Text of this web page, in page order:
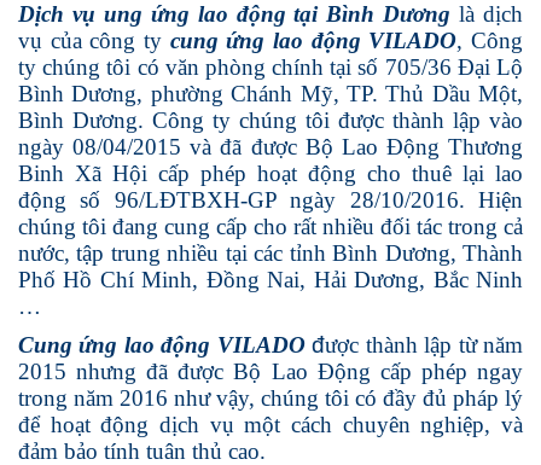
Dịch vụ ung ứng lao động tại Bình Dương là dịch
vụ của công ty cung ứng lao động VILADO, Công
ty chúng tôi có văn phòng chính tại số 705/36 Đại Lộ
Bình Dương, phường Chánh Mỹ, TP. Thủ Dầu Một,
Bình Dương. Công ty chúng tôi được thành lập vào
ngày 08/04/2015 và đã được Bộ Lao Động Thương
Binh Xã Hội cấp phép hoạt động cho thuê lại lao
động số 96/LĐTBXH-GP ngày 28/10/2016. Hiện
chúng tôi đang cung cấp cho rất nhiều đối tác trong cả
nước, tập trung nhiều tại các tỉnh Bình Dương, Thành
Phố Hồ Chí Minh, Đồng Nai, Hải Dương, Bắc Ninh
…
Cung ứng lao động VILADOđược thành lập từ năm
2015 nhưng đã được Bộ Lao Động cấp phép ngay
trong năm 2016 như vậy, chúng tôi có đầy đủ pháp lý
để hoạt động dịch vụ một cách chuyên nghiệp, và
đảm bảo tính tuân thủ cao.